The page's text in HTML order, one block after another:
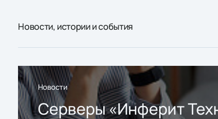
Новости, истории и события
Новости
Серверы «Инферит